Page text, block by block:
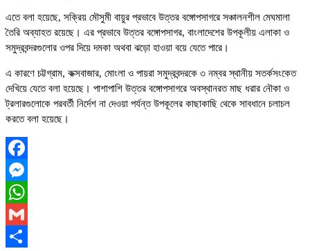
এতে বলা হয়েছে, সক্রিয় মৌসুমী বায়ুর প্রভাবে উত্তর বঙ্গোপসাগরে সঞ্চালনশীল মেঘমালা
তৈরি অব্যাহত রয়েছে। এর প্রভাবে উত্তর বঙ্গোপসাগর, বাংলাদেশের উপকূলীয় এলাকা ও
সমুদ্রবন্দরগুলোর ওপর দিয়ে দমকা অথবা ঝড়ো হাওয়া বয়ে যেতে পারে।
এ কারণে চট্টগ্রাম, কক্সবাজার, মোংলা ও পায়রা সমুদ্রবন্দরকে ৩ নম্বর স্থানীয় সতর্কসংকেত
দেখিয়ে যেতে বলা হয়েছে। পাশাপাশি উত্তর বঙ্গোপসাগরে অবস্থানরত মাছ ধরার নৌকা ও
ট্রলারগুলোকে পরবর্তী নির্দেশ না দেওয়া পর্যন্ত উপকূলের কাছাকাছি থেকে সাবধানে চলাচল
করতে বলা হয়েছে।
Facebook
Messenger
WhatsApp
Gmail